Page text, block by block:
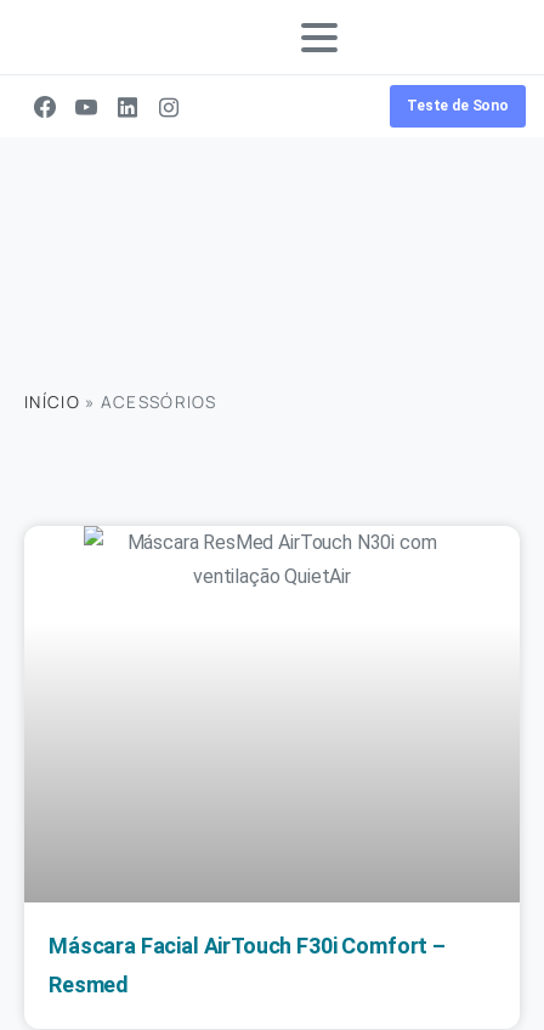
Teste de Sono
INÍCIO » ACESSÓRIOS
Máscara Facial AirTouch F30i Comfort –
Resmed